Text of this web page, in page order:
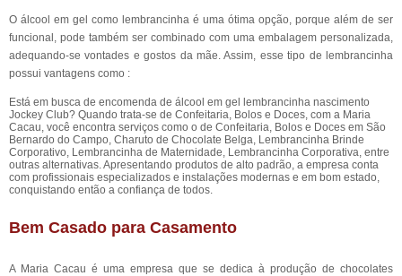
O álcool em gel como lembrancinha é uma ótima opção, porque além de ser
funcional, pode também ser combinado com uma embalagem personalizada,
adequando-se vontades e gostos da mãe. Assim, esse tipo de lembrancinha
possui vantagens como :
Está em busca de encomenda de álcool em gel lembrancinha nascimento
Jockey Club? Quando trata-se de Confeitaria, Bolos e Doces, com a Maria
Cacau, você encontra serviços como o de Confeitaria, Bolos e Doces em São
Bernardo do Campo, Charuto de Chocolate Belga, Lembrancinha Brinde
Corporativo, Lembrancinha de Maternidade, Lembrancinha Corporativa, entre
outras alternativas. Apresentando produtos de alto padrão, a empresa conta
com profissionais especializados e instalações modernas e em bom estado,
conquistando então a confiança de todos.
Bem Casado para Casamento
A Maria Cacau é uma empresa que se dedica à produção de chocolates